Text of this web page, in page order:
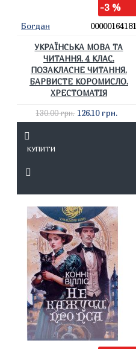
-3 %
Богдан 00000164181
УКРАЇНСЬКА МОВА ТА
ЧИТАННЯ. 4 КЛАС.
ПОЗАКЛАСНЕ ЧИТАННЯ.
БАРВИСТЕ КОРОМИСЛО.
ХРЕСТОМАТІЯ
130.00 грн. 126.10 грн.
КУПИТИ